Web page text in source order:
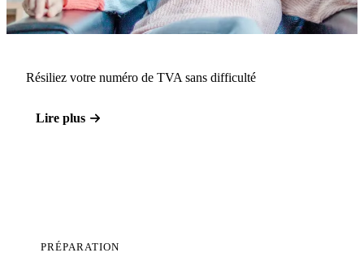
Résiliez votre numéro de TVA sans difficulté
Lire plus
PRÉPARATION